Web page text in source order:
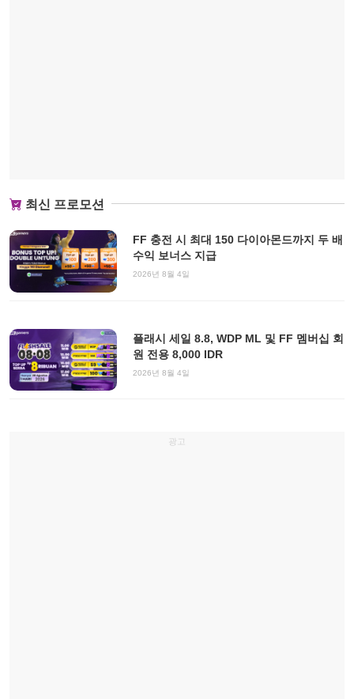
최신 프로모션
FF 충전 시 최대 150 다이아몬드까지 두 배
수익 보너스 지급
2026년 8월 4일
플래시 세일 8.8, WDP ML 및 FF 멤버십 회
원 전용 8,000 IDR
2026년 8월 4일
광고